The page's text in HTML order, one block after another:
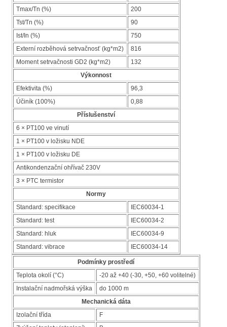
Tmax/Tn (%)
200
Tst/Tn (%)
90
Ist/In (%)
750
Externí rozběhová setrvačnosť (kg*m2)
816
Moment setrvačnosti GD2 (kg*m2)
132
Výkonnost
Efektivita (%)
96,3
Účiník (100%)
0,88
Příslušenství
6 × PT100 ve vinutí
1 × PT100 v ložisku NDE
1 × PT100 v ložisku DE
Antikondenzační ohřívač 230V
3 × PTC termistor
Normy
Standard: specifikace
IEC60034-1
Standard: test
IEC60034-2
Standard: hluk
IEC60034-9
Standard: vibrace
IEC60034-14
Podmínky prostředí
Teplota okolí (°C)
-20 až +40 (-30, +50, +60 volitelné)
Instalační nadmořská výška
do 1000 m
Mechanická dáta
Izolační třída
F